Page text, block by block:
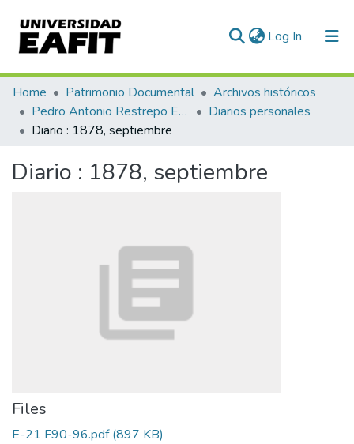
Log In (current)
Communities & Collections
All of DSpace
Home Patrimonio Documental
Archivos históricos
Pedro Antonio Restrepo Escovar
Diarios personales
Diario : 1878, septiembre
Diario : 1878, septiembre
Files
E-21 F90-96.pdf(897 KB)